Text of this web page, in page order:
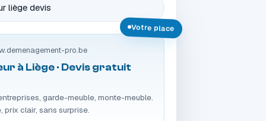
liège devis
pro.be
à Liège · Devis gratuit
garde-meuble, monte-meuble.
prix clair, sans surprise.
Votre place